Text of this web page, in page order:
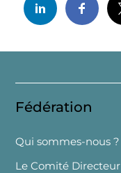
Fédération
Qui sommes-nous ?
Le Comité Directeur